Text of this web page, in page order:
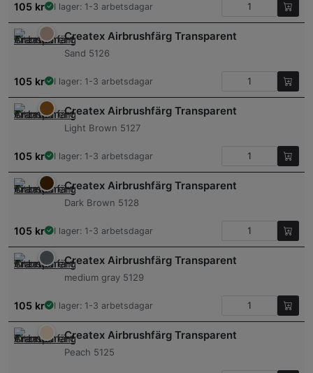
105 kr I lager: 1-3 arbetsdagar
Createx Airbrushfärg Transparent
Sand 5126
105 kr I lager: 1-3 arbetsdagar
Createx Airbrushfärg Transparent
Light Brown 5127
105 kr I lager: 1-3 arbetsdagar
Createx Airbrushfärg Transparent
Dark Brown 5128
105 kr I lager: 1-3 arbetsdagar
Createx Airbrushfärg Transparent
medium gray 5129
105 kr I lager: 1-3 arbetsdagar
Createx Airbrushfärg Transparent
Peach 5125